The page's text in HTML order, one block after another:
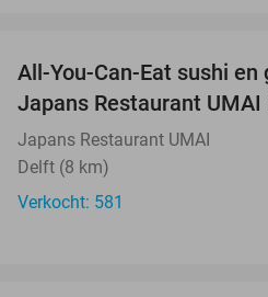
All-You-Can-Eat sushi en
Japans Restaurant
Japans Restaurant UMAI
Delft (8 km)
Verkocht: 581